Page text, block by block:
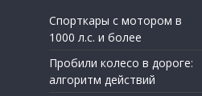
Спорткары с мотором в
1000 л.с. и более
Пробили колесо в дороге:
алгоритм действий